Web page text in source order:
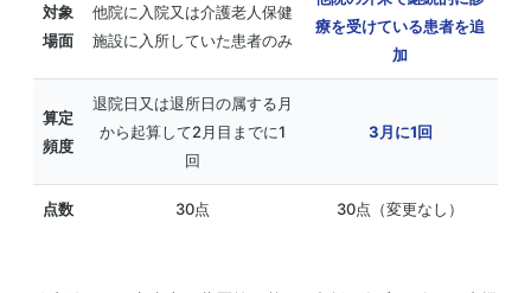
対象
場面
他院に入院又は介護老人保健
施設に入所していた患者のみ
療を受けている患者を追
加
算定
頻度
退院日又は退所日の属する月
から起算して2月目までに1
回
3月に1回
点数 30点 30点（変更なし）